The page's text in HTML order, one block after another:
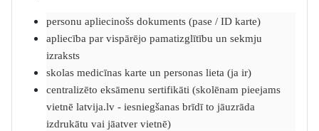
personu apliecinošs dokuments (pase / ID karte)
apliecība par vispārējo pamatizglītību un sekmju
izraksts
skolas medicīnas karte un personas lieta (ja ir)
centralizēto eksāmenu sertifikāti (skolēnam pieejams
vietnē latvija.lv - iesniegšanas brīdī to jāuzrāda
izdrukātu vai jāatver vietnē)